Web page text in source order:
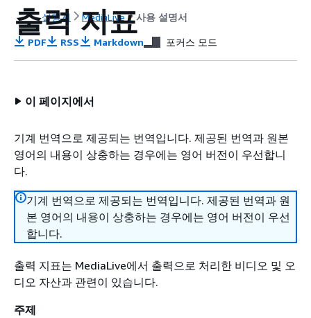
설명서 MediaLive 사용 설명서
출력 지표
PDF RSS Markdown 포커스 모드
이 페이지에서
기계 번역으로 제공되는 번역입니다. 제공된 번역과 원본
영어의 내용이 상충하는 경우에는 영어 버전이 우선합니
다.
기계 번역으로 제공되는 번역입니다. 제공된 번역과 원
본 영어의 내용이 상충하는 경우에는 영어 버전이 우선
합니다.
출력 지표는 MediaLive에서 출력으로 처리한 비디오 및 오
디오 자산과 관련이 있습니다.
주제